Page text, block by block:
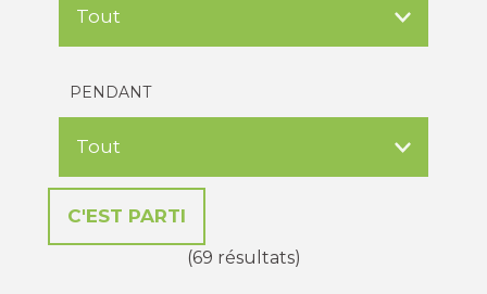
PENDANT
(69 résultats)